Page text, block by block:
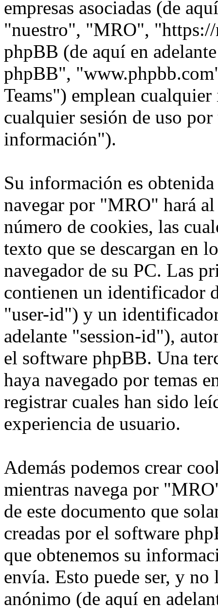
empresas asociadas (de
"nuestro", "MRO",
phpBB (de aquí en
phpBB",
Teams") emplean
cualquier sesión de uso
información").
Su información es
navegar por "MRO" hará
número de cookies, las
texto que se descargan en
navegador de su PC. Las
contienen un identificador
"user-id") y un
adelante "session-id"),
el software phpBB. Una
haya navegado por temas
registrar cuales han sido
experiencia de usuario.
Además podemos crear
mientras navega por
de este documento que
creadas por el software
que obtenemos su
envía. Esto puede ser, y
anónimo (de aquí en